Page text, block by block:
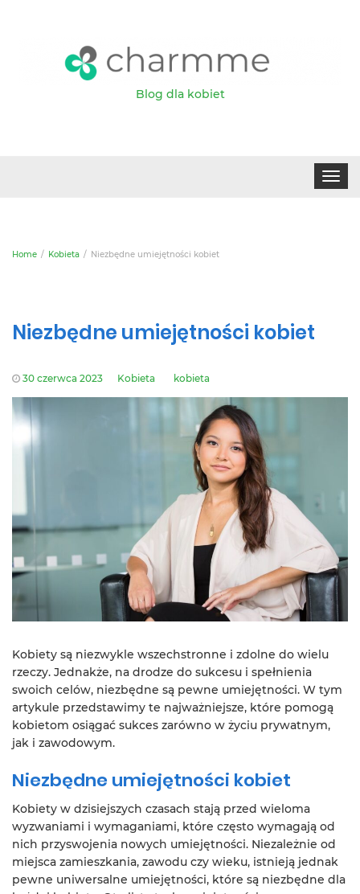
Blog dla kobiet
Toggle
Home Kobieta Niezbędne umiejętności kobiet
Niezbędne umiejętności kobiet
30 czerwca 2023 Kobieta kobieta
Kobiety są niezwykle wszechstronne i zdolne do wielu
rzeczy. Jednakże, na drodze do sukcesu i spełnienia
swoich celów, niezbędne są pewne umiejętności. W tym
artykule przedstawimy te najważniejsze, które pomogą
kobietom osiągać sukces zarówno w życiu prywatnym,
jak i zawodowym.
Niezbędne umiejętności kobiet
Kobiety w dzisiejszych czasach stają przed wieloma
wyzwaniami i wymaganiami, które często wymagają od
nich przyswojenia nowych umiejętności. Niezależnie od
miejsca zamieszkania, zawodu czy wieku, istnieją jednak
pewne uniwersalne umiejętności, które są niezbędne dla